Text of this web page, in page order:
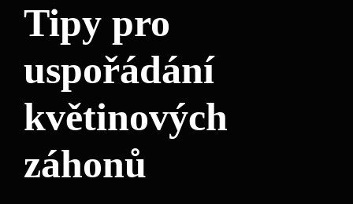
Tipy pro
uspořádání
květinových
záhonů